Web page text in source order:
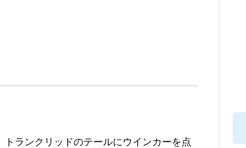
トランクリッドのテールにウインカーを点